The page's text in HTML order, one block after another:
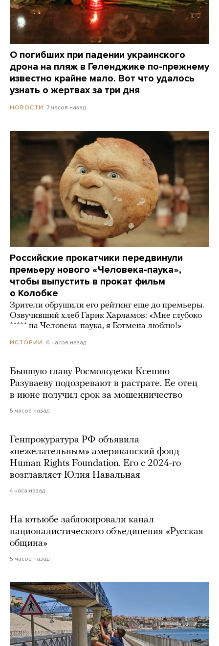
О погибших при падении украинского
дрона на пляж в Геленджике по-прежнему
известно крайне мало. Вот что удалось
узнать о жертвах за три дня
НОВОСТИ 7 часов назад
Российские прокатчики передвинули
премьеру нового «Человека-паука»,
чтобы выпустить в прокат фильм
о Колобке
Зрители обрушили его рейтинг еще до премьеры.
Озвучивший хлеб Гарик Харламов: «Мне глубоко
***** на Человека-паука, я Бэтмена люблю!»
ИСТОРИИ 6 часов назад
Бывшую главу Росмолодежи Ксению
Разуваеву подозревают в растрате. Ее отец
в июне получил срок за мошенничество
5 часов назад
Генпрокуратура РФ объявила
«нежелательным» американский фонд
Human Rights Foundation. Его с 2024-го
возглавляет Юлия Навальная
4 часа назад
На ютьюбе заблокировали канал
националистического объединения «Русская
община»
5 часов назад